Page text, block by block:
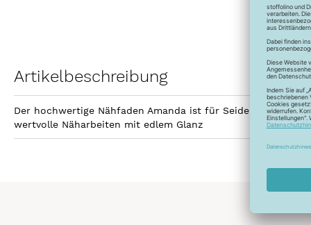
Artikelbeschreibung
Der hochwertige Nähfaden Amanda ist für Seidenstoffe,
wertvolle Näharbeiten mit edlem Glanz